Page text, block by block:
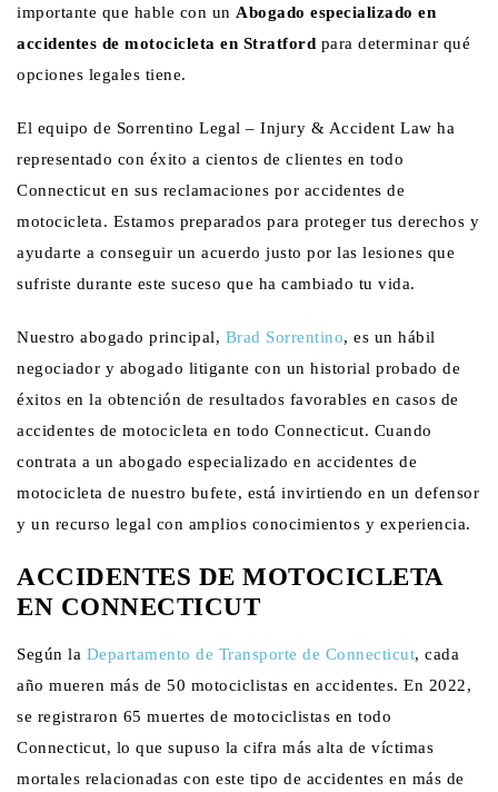
importante que hable con un Abogado especializado en
accidentes de motocicleta en Stratford para determinar qué
opciones legales tiene.
El equipo de Sorrentino Legal – Injury & Accident Law ha
representado con éxito a cientos de clientes en todo
Connecticut en sus reclamaciones por accidentes de
motocicleta. Estamos preparados para proteger tus derechos y
ayudarte a conseguir un acuerdo justo por las lesiones que
sufriste durante este suceso que ha cambiado tu vida.
Nuestro abogado principal, Brad Sorrentino, es un hábil
negociador y abogado litigante con un historial probado de
éxitos en la obtención de resultados favorables en casos de
accidentes de motocicleta en todo Connecticut. Cuando
contrata a un abogado especializado en accidentes de
motocicleta de nuestro bufete, está invirtiendo en un defensor
y un recurso legal con amplios conocimientos y experiencia.
ACCIDENTES DE MOTOCICLETA
EN CONNECTICUT
Según la Departamento de Transporte de Connecticut, cada
año mueren más de 50 motociclistas en accidentes. En 2022,
se registraron 65 muertes de motociclistas en todo
Connecticut, lo que supuso la cifra más alta de víctimas
mortales relacionadas con este tipo de accidentes en más de